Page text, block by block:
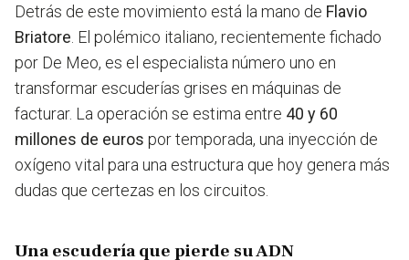
Detrás de este movimiento está la mano de Flavio
Briatore . El polémico italiano, recientemente fichado
por De Meo, es el especialista número uno en
transformar escuderías grises en máquinas de
facturar. La operación se estima entre 40 y 60
millones de euros por temporada, una inyección de
oxígeno vital para una estructura que hoy genera más
dudas que certezas en los circuitos.
Una escudería que pierde su ADN